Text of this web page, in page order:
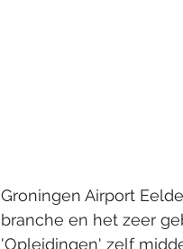
Groningen Airport
branche en het zeer
'Opleidingen' zelf